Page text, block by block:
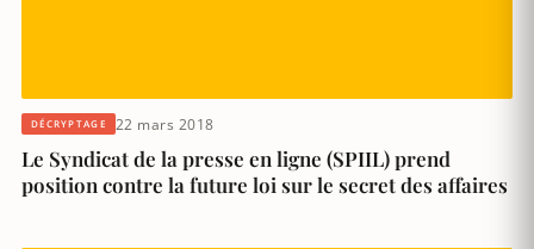
DÉCRYPTAGE 22 mars 2018
Le Syndicat de la presse en ligne (SPIIL) prend
position contre la future loi sur le secret des affaires